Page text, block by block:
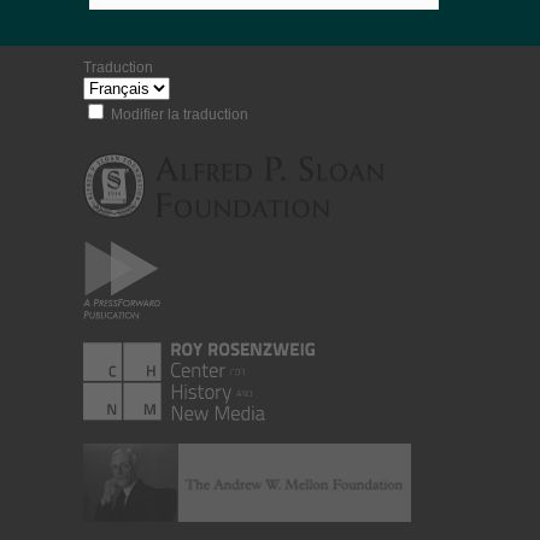
Traduction
Modifier la traduction